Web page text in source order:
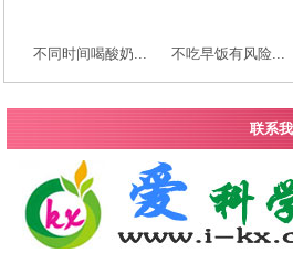
不同时间喝酸奶... 不吃早饭有风险...
联系